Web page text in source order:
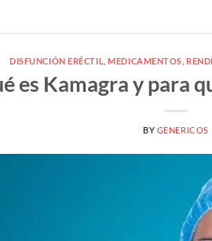
DISFUNCIÓN ERÉCTIL ,MEDICAMENTOS
es Kamagra y para
BY GENERICOS